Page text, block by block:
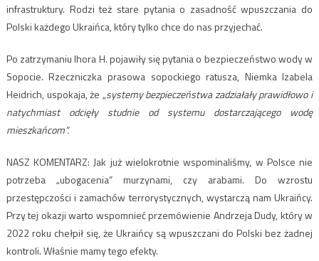
infrastruktury. Rodzi też stare pytania o zasadność wpuszczania do
Polski każdego Ukraińca, który tylko chce do nas przyjechać.
Po zatrzymaniu Ihora H. pojawiły się pytania o bezpieczeństwo wody w
Sopocie. Rzeczniczka prasowa sopockiego ratusza, Niemka Izabela
Heidrich, uspokaja, że „systemy bezpieczeństwa zadziałały prawidłowo i
natychmiast odcięły studnie od systemu dostarczającego wodę
mieszkańcom”.
NASZ KOMENTARZ: Jak już wielokrotnie wspominaliśmy, w Polsce nie
potrzeba „ubogacenia” murzynami, czy arabami. Do wzrostu
przestępczości i zamachów terrorystycznych, wystarczą nam Ukraińcy.
Przy tej okazji warto wspomnieć przemówienie Andrzeja Dudy, który w
2022 roku chełpił się, że Ukraińcy są wpuszczani do Polski bez żadnej
kontroli. Właśnie mamy tego efekty.